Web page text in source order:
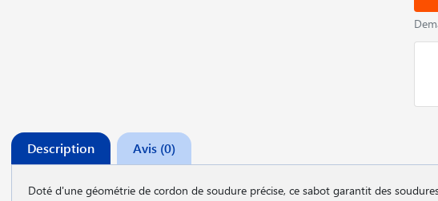
Description Avis (0)
Doté d'une géométrie de cordon de soudure précise, ce sabot garantit des